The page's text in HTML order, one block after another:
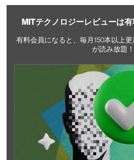
MITテクノロジーレビューは
有料会員になると、毎月150本以上
が読み放題！